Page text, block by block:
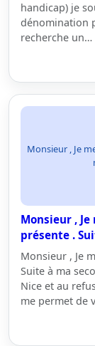
handicap) je
dénomination
recherche un…
Monsieur , Je
Monsieur ,
présente .
Monsieur , Je
Suite à ma
Nice et au
me permet de